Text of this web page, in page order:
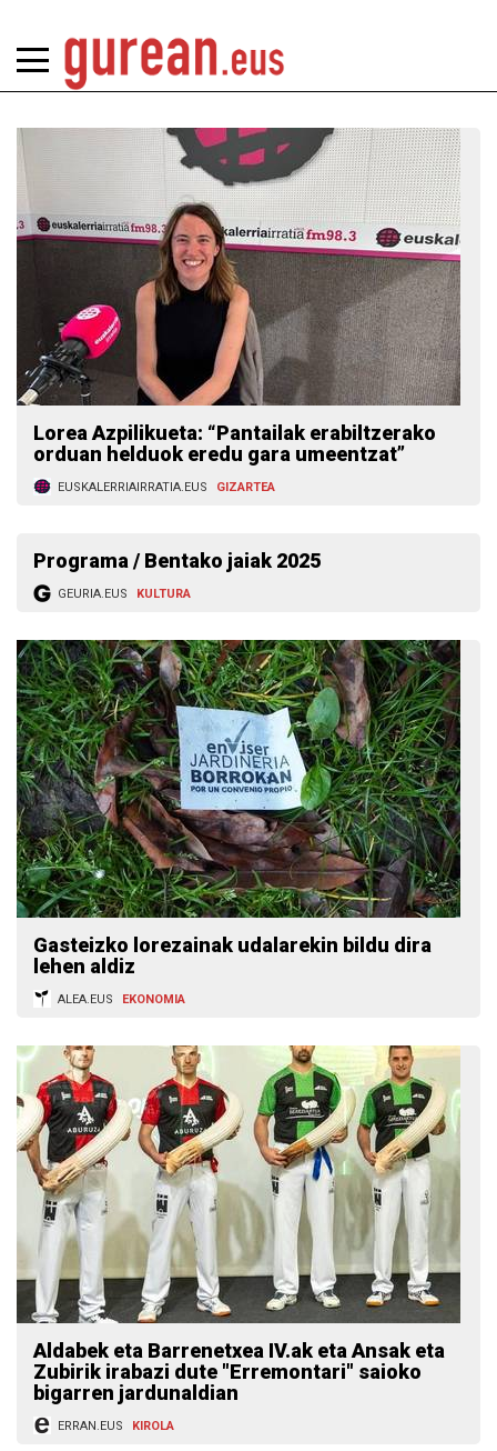
Lorea Azpilikueta: “Pantailak erabiltzerako
orduan helduok eredu gara umeentzat”
EUSKALERRIAIRRATIA.EUS GIZARTEA
Programa / Bentako jaiak 2025
GEURIA.EUS KULTURA
Gasteizko lorezainak udalarekin bildu dira
lehen aldiz
ALEA.EUS EKONOMIA
Aldabek eta Barrenetxea IV.ak eta Ansak eta
Zubirik irabazi dute "Erremontari" saioko
bigarren jardunaldian
ERRAN.EUS KIROLA